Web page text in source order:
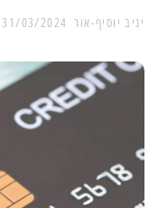
יניב יוסיף-אור 31/03/2024